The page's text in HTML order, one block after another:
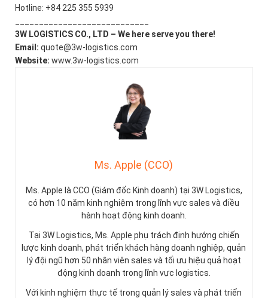
Hotline: +84 225 355 5939
3W LOGISTICS CO., LTD – We here serve you there!
Email: quote@3w-logistics.com
Website: www.3w-logistics.com
Ms. Apple (CCO)
Ms. Apple là CCO (Giám đốc Kinh doanh) tại 3W Logistics,
có hơn 10 năm kinh nghiệm trong lĩnh vực sales và điều
hành hoạt động kinh doanh.
Tại 3W Logistics, Ms. Apple phụ trách định hướng chiến
lược kinh doanh, phát triển khách hàng doanh nghiệp, quản
lý đội ngũ hơn 50 nhân viên sales và tối ưu hiệu quả hoạt
động kinh doanh trong lĩnh vực logistics.
Với kinh nghiệm thực tế trong quản lý sales và phát triển